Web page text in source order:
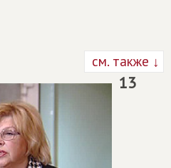
см. также ↓
13